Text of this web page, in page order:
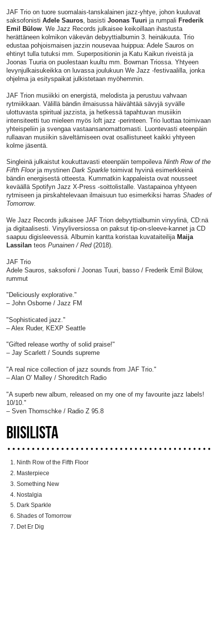
JAF Trio on tuore suomalais-tanskalainen jazz-yhtye, johon kuuluvat
saksofonisti Adele Sauros, basisti Joonas Tuuri ja rumpali Frederik
Emil Bülow. We Jazz Records julkaisee keikoillaan ihastusta
herättäneen kolmikon väkevän debyyttialbumin 3. heinäkuuta. Trio
edustaa pohjoismaisen jazzin nousevaa huippua: Adele Sauros on
ehtinyt tulla tutuksi mm. Superpositionin ja Katu Kaikun riveistä ja
Joonas Tuuria on puolestaan kuultu mm. Bowman Triossa. Yhtyeen
levynjulkaisukeikka on luvassa joulukuun We Jazz -festivaalilla, jonka
ohjelma ja esityspaikat julkistetaan myöhemmin.
JAF Trion musiikki on energistä, melodista ja perustuu vahvaan
rytmiikkaan. Välillä bändin ilmaisussa häivähtää sävyjä syvälle
ulottuvasta spiritual jazzista, ja hetkessä tapahtuvan musiikin
intensiteetti tuo mieleen myös loft jazz -perinteen. Trio luottaa toimivaan
yhteispeliin ja svengaa vastaansanomattomasti. Luontevasti eteenpäin
rullaavan musiikin säveltämiseen ovat osallistuneet kaikki yhtyeen
kolme jäsentä.
Singleinä julkaistut koukuttavasti eteenpäin tempoileva Ninth Row of the
Fifth Floorja mystinen Dark Sparkletoimivat hyvinä esimerkkeinä
bändin energisestä otteesta. Kummatkin kappaleista ovat nousseet
keväällä Spotifyn Jazz X-Press -soittolistalle. Vastapainoa yhtyeen
rytmiseen ja pirskahtelevaan ilmaisuun tuo esimerkiksi harras Shades of
Tomorrow.
We Jazz Records julkaisee JAF Trion debyyttialbumin vinyylinä, CD:nä
ja digitaalisesti. Vinyyliversiossa on paksut tip-on-sleeve-kannet ja CD
saapuu digisleevessä. Albumin kantta koristaa kuvataiteilija Maija
Lassilanteos Punainen / Red(2018).
JAF Trio
Adele Sauros, saksofoni / Joonas Tuuri, basso / Frederik Emil Bülow,
rummut
"Deliciously explorative."
– John Osborne / Jazz FM
"Sophisticated jazz."
– Alex Ruder, KEXP Seattle
"Gifted release worthy of solid praise!"
– Jay Scarlett / Sounds supreme
"A real nice collection of jazz sounds from JAF Trio."
– Alan O' Malley / Shoreditch Radio
"A superb new album, released on my one of my favourite jazz labels!
10/10."
– Sven Thomschke / Radio Z 95.8
BIISILISTA
Ninth Row of the Fifth Floor
Masterpiece
Something New
Nostalgia
Dark Sparkle
Shades of Tomorrow
Det Er Dig